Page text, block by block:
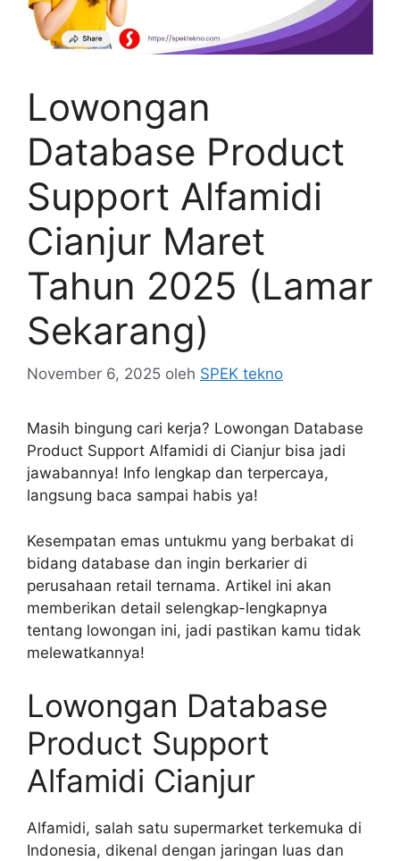
Lowongan
Database Product
Support Alfamidi
Cianjur Maret
Tahun 2025 (Lamar
Sekarang)
November 6, 2025 oleh SPEK tekno
Masih bingung cari kerja? Lowongan Database
Product Support Alfamidi di Cianjur bisa jadi
jawabannya! Info lengkap dan terpercaya,
langsung baca sampai habis ya!
Kesempatan emas untukmu yang berbakat di
bidang database dan ingin berkarier di
perusahaan retail ternama. Artikel ini akan
memberikan detail selengkap-lengkapnya
tentang lowongan ini, jadi pastikan kamu tidak
melewatkannya!
Lowongan Database
Product Support
Alfamidi Cianjur
Alfamidi, salah satu supermarket terkemuka di
Indonesia, dikenal dengan jaringan luas dan